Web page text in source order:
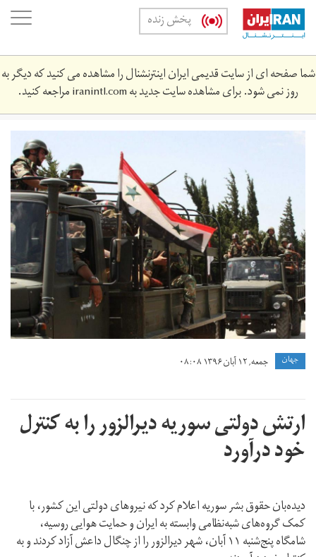
Skip
main
content
پخش زنده
شما صفحه ای از سایت قدیمی ایران اینترنشنال را مشاهده می کنید که دیگر به
روز نمی شود. برای مشاهده سایت جدید بهiranintl.comمراجعه کنید.
jysh-
جهان جمعه, ۱۲ آبان ۱۳۹۶ ۰۸:۰۸
ارتش دولتی سوریه دیرالزور را به کنترل
خود درآورد
دیده‌بان حقوق بشر سوریه اعلام کرد که نیروهای دولتی این کشور، با
کمک گروه‌های شبه‌نظامی وابسته به ایران و حمایت هوایی روسیه،
شامگاه پنج‌شنبه ۱۱ آبان، شهر دیرالزور را از چنگال داعش آزاد کردند و به